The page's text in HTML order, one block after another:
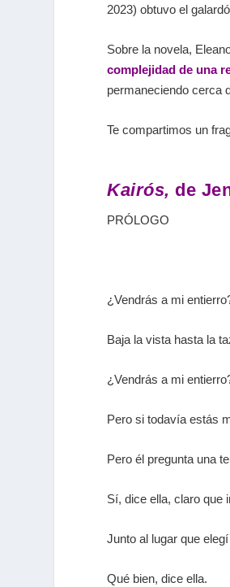
2023) obtuvo el
Sobre la novela,
complejidad de una
permaneciendo cerca
Te compartimos un
Kairós, de
PRÓLOGO
¿Vendrás a mi
Baja la vista hasta la
¿Vendrás a mi
Pero si todavía estás
Pero él pregunta una
Sí, dice ella, claro que
Junto al lugar que
Qué bien, dice ella.